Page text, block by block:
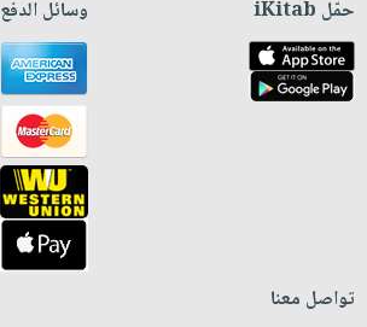
حمّل iKitab وسائل الدفع
تواصل معنا